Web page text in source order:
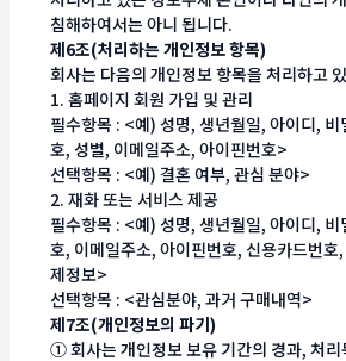
침해하여서는 아니 됩니다.
제6조(처리하는 개인정보 항목)
회사는 다음의 개인정보 항목을 처리하고
1. 홈페이지 회원 가입 및 관리
필수항목 : <예) 성명, 생년월일, 아이디, 비
호, 성별, 이메일주소, 아이핀번호>
선택항목 : <예) 결혼 여부, 관심 분야>
2. 재화 또는 서비스 제공
필수항목 : <예) 성명, 생년월일, 아이디, 비
호, 이메일주소, 아이핀번호, 신용카드번호
제정보>
선택항목 : <관심분야, 과거 구매내역>
제7조(개인정보의 파기)
① 회사는 개인정보 보유 기간의 경과, 처리